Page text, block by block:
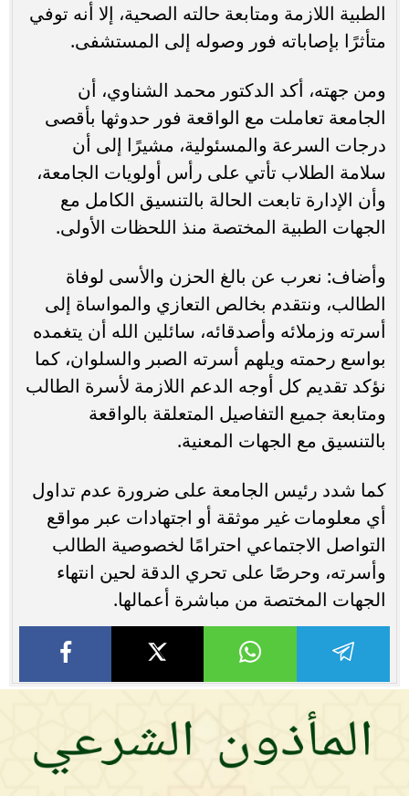
الطبية اللازمة ومتابعة حالته الصحية، إلا أنه توفي
متأثرًا بإصاباته فور وصوله إلى المستشفى.
ومن جهته، أكد الدكتور محمد الشناوي، أن
الجامعة تعاملت مع الواقعة فور حدوثها بأقصى
درجات السرعة والمسئولية، مشيرًا إلى أن
سلامة الطلاب تأتي على رأس أولويات الجامعة،
وأن الإدارة تابعت الحالة بالتنسيق الكامل مع
الجهات الطبية المختصة منذ اللحظات الأولى.
وأضاف: نعرب عن بالغ الحزن والأسى لوفاة
الطالب، ونتقدم بخالص التعازي والمواساة إلى
أسرته وزملائه وأصدقائه، سائلين الله أن يتغمده
بواسع رحمته ويلهم أسرته الصبر والسلوان، كما
نؤكد تقديم كل أوجه الدعم اللازمة لأسرة الطالب
ومتابعة جميع التفاصيل المتعلقة بالواقعة
بالتنسيق مع الجهات المعنية.
كما شدد رئيس الجامعة على ضرورة عدم تداول
أي معلومات غير موثقة أو اجتهادات عبر مواقع
التواصل الاجتماعي احترامًا لخصوصية الطالب
وأسرته، وحرصًا على تحري الدقة لحين انتهاء
الجهات المختصة من مباشرة أعمالها.